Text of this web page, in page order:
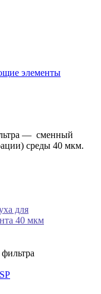
элементы
— сменный
среды 40 мкм.
для
40 мкм